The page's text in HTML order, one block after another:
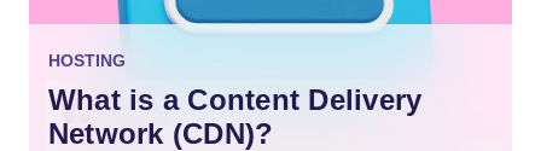
HOSTING
What is a Content Delivery
Network (CDN)?